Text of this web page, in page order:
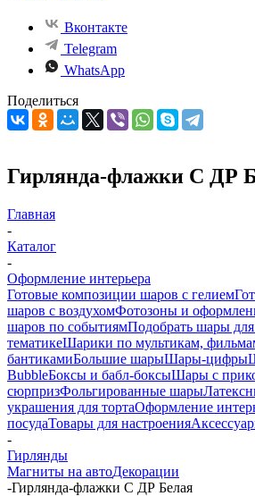
Вконтакте
Telegram
WhatsApp
Поделиться
Гирлянда-флажки С ДР
Главная
-
Каталог
-
Оформление интерьера
Готовые композиции шаров с гелием
шаров с воздухомФотозоны и
шаров по событиямПодобрать шары для
тематикеШарики по мультикам,
бантикамиБольшие шарыШары-цифры
BubbleБоксы и бабл-боксыШары с
сюрпризФольгированные шары
украшения для тортаОформление
посудаТовары для настроения
-
Гирлянды
Магниты на автоДекорации
-Гирлянда-флажки С ДР Белая